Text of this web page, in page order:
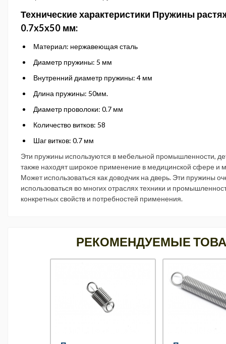
Технические характеристики Пружины
0.7x5x50 мм:
Материал: нержавеющая сталь
Диаметр пружины: 5 мм
Внутренний диаметр пружины: 4 мм
Длина пружины: 50мм.
Диаметр проволоки: 0.7 мм
Количество витков: 58
Шаг витков: 0.7 мм
Эти пружины используются в мебельной промышленности,
также находят широкое применение в медицинской сфере и
Может использоваться как доводчик на дверь. Эти пружины
использоваться во многих отраслях техники и
конкретных свойств и потребностей применения.
РЕКОМЕНДУЕМЫЕ